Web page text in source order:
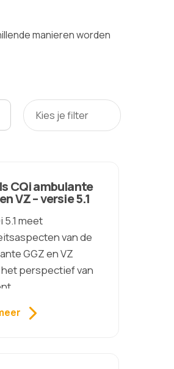
manieren worden
Kies je filter
CQi ambulante
VZ – versie 5.1
5.1 meet
van de
GGZ en VZ
perspectief van